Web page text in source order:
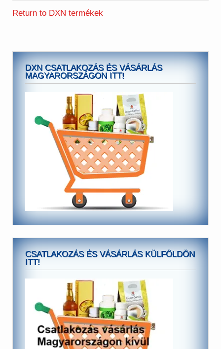
Return to DXN termékek
DXN CSATLAKOZÁS ÉS VÁSÁRLÁS
MAGYARORSZÁGON ITT!
CSATLAKOZÁS ÉS VÁSÁRLÁS KÜLFÖLDÖN
ITT!